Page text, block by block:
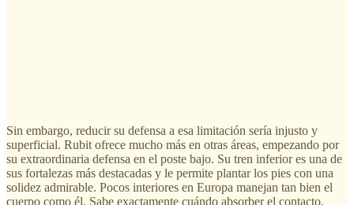
Sin embargo, reducir su defensa a esa limitación sería injusto y
superficial. Rubit ofrece mucho más en otras áreas, empezando por
su extraordinaria defensa en el poste bajo. Su tren inferior es una de
sus fortalezas más destacadas y le permite plantar los pies con una
solidez admirable. Pocos interiores en Europa manejan tan bien el
cuerpo como él. Sabe exactamente cuándo absorber el contacto,